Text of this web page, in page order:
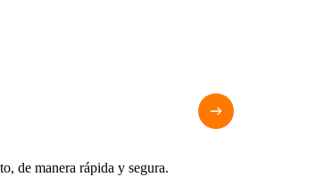
de manera rápida y segura.